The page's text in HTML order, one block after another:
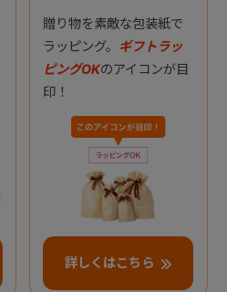
贈り物を素敵な包装紙で
ラッピング。 ギフトラッ
ピングOKのアイコンが目
印！
詳しくはこちら